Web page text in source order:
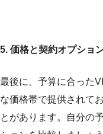
5. 価格と契約オプショ
最後に、予算に合った
な価格帯で提供されて
とがあります。自分の